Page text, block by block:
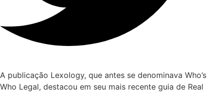
A publicação Lexology, que antes se denominava Who’s
Who Legal, destacou em seu mais recente guia de Real